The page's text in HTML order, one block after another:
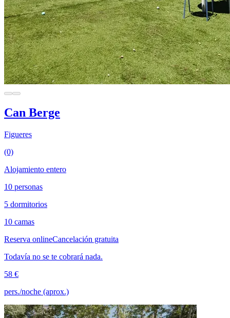
Can Berge
Figueres
(0)
Alojamiento entero
10 personas
5 dormitorios
10 camas
Reserva onlineCancelación gratuita
Todavía no se te cobrará nada.
58 €
pers./noche (aprox.)